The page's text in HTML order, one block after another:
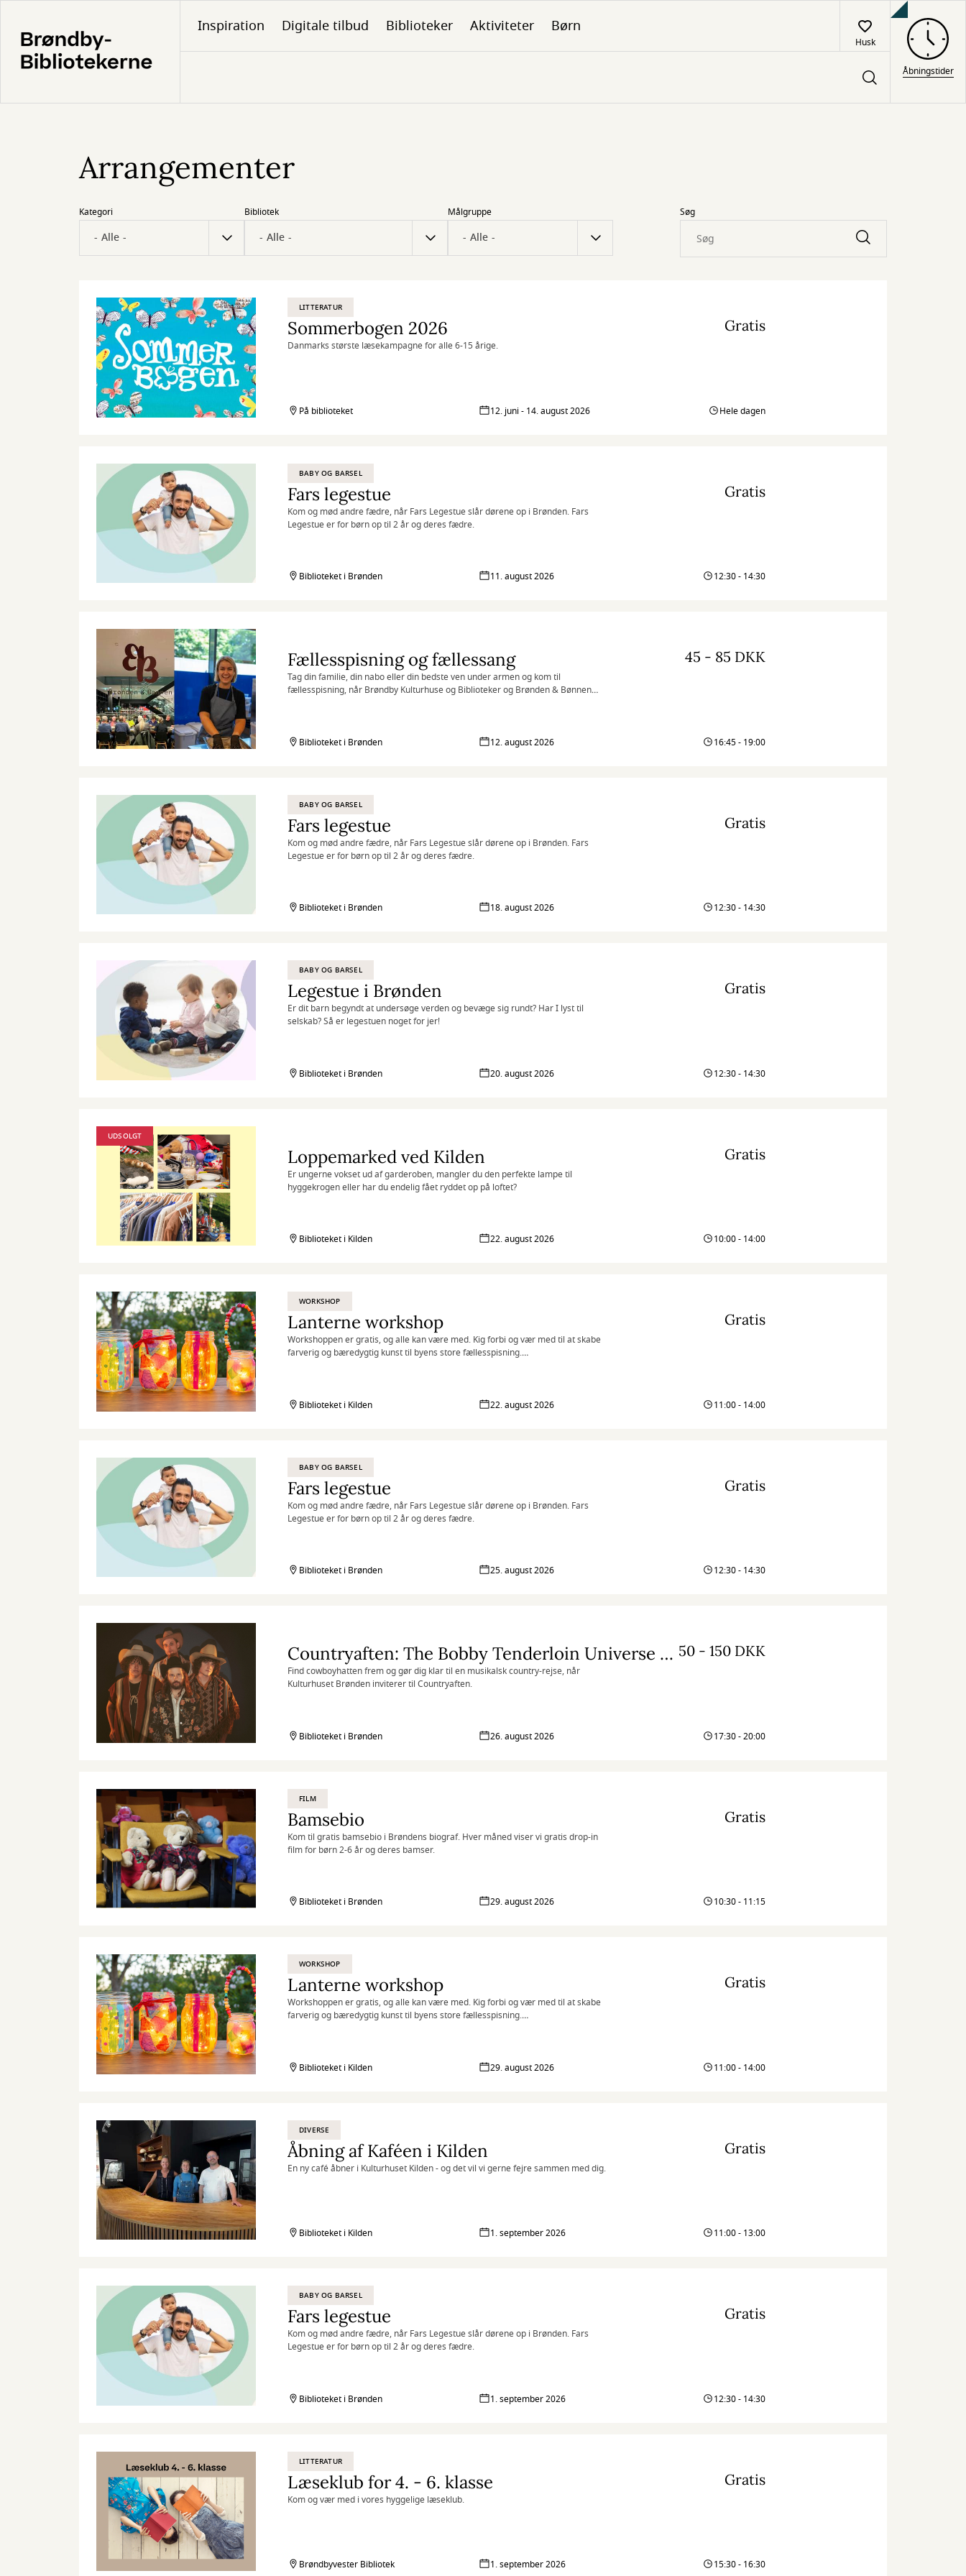
hovedindhold
Inspiration Digitale tilbud Biblioteker Aktiviteter Børn
Husk
Åbningstider
Arrangementer
Kategori Bibliotek Målgruppe Søg
LITTERATUR
Sommerbogen 2026
Danmarks største læsekampagne for alle 6-15 årige.
Gratis
På biblioteket 12. juni - 14. august 2026 Hele dagen
BABY OG BARSEL
Fars legestue
Kom og mød andre fædre, når Fars Legestue slår dørene op i Brønden. Fars
Legestue er for børn op til 2 år og deres fædre.
Gratis
Biblioteket i Brønden 11. august 2026 12:30 - 14:30
Fællesspisning og fællessang
Tag din familie, din nabo eller din bedste ven under armen og kom til
fællesspisning, når Brøndby Kulturhuse og Biblioteker og Brønden & Bønnen
45 - 85 DKK
Biblioteket i Brønden 12. august 2026 16:45 - 19:00
BABY OG BARSEL
Fars legestue
Kom og mød andre fædre, når Fars Legestue slår dørene op i Brønden. Fars
Legestue er for børn op til 2 år og deres fædre.
Gratis
Biblioteket i Brønden 18. august 2026 12:30 - 14:30
BABY OG BARSEL
Legestue i Brønden
Er dit barn begyndt at undersøge verden og bevæge sig rundt? Har I lyst til
selskab? Så er legestuen noget for jer!
Gratis
Biblioteket i Brønden 20. august 2026 12:30 - 14:30
UDSOLGT
Loppemarked ved Kilden
Er ungerne vokset ud af garderoben, mangler du den perfekte lampe til
hyggekrogen eller har du endelig fået ryddet op på loftet?
Gratis
Biblioteket i Kilden 22. august 2026 10:00 - 14:00
WORKSHOP
Lanterne workshop
Workshoppen er gratis, og alle kan være med. Kig forbi og vær med til at skabe
farverig og bæredygtig kunst til byens store fællesspisning.
Gratis
Biblioteket i Kilden 22. august 2026 11:00 - 14:00
BABY OG BARSEL
Fars legestue
Kom og mød andre fædre, når Fars Legestue slår dørene op i Brønden. Fars
Legestue er for børn op til 2 år og deres fædre.
Gratis
Biblioteket i Brønden 25. august 2026 12:30 - 14:30
Countryaften: The Bobby Tenderloin Universe og Aske Skat (med mulighed for fællesspisning)
Find cowboyhatten frem og gør dig klar til en musikalsk country-rejse, når
Kulturhuset Brønden inviterer til Countryaften.
50 - 150 DKK
Biblioteket i Brønden 26. august 2026 17:30 - 20:00
FILM
Bamsebio
Kom til gratis bamsebio i Brøndens biograf. Hver måned viser vi gratis drop-in
film for børn 2-6 år og deres bamser.
Gratis
Biblioteket i Brønden 29. august 2026 10:30 - 11:15
WORKSHOP
Lanterne workshop
Workshoppen er gratis, og alle kan være med. Kig forbi og vær med til at skabe
farverig og bæredygtig kunst til byens store fællesspisning.
Gratis
Biblioteket i Kilden 29. august 2026 11:00 - 14:00
DIVERSE
Åbning af Kaféen i Kilden
En ny café åbner i Kulturhuset Kilden - og det vil vi gerne fejre sammen med dig.
Gratis
Biblioteket i Kilden 1. september 2026 11:00 - 13:00
BABY OG BARSEL
Fars legestue
Kom og mød andre fædre, når Fars Legestue slår dørene op i Brønden. Fars
Legestue er for børn op til 2 år og deres fædre.
Gratis
Biblioteket i Brønden 1. september 2026 12:30 - 14:30
LITTERATUR
Læseklub for 4. - 6. klasse
Kom og vær med i vores hyggelige læseklub.
Gratis
Brøndbyvester Bibliotek 1. september 2026 15:30 - 16:30